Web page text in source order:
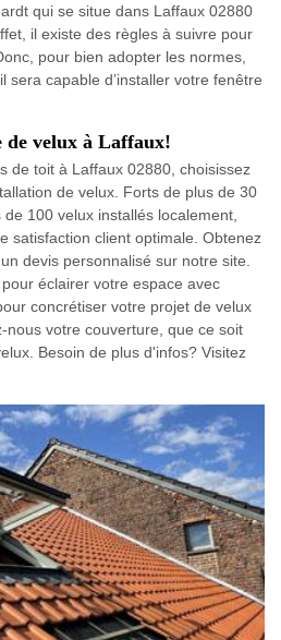
qui se situe dans Laffaux 02880
il existe des règles à suivre pour
pour bien adopter les normes,
sera capable d’installer votre fenêtre
velux à Laffaux!
de toit à Laffaux 02880, choisissez
de velux. Forts de plus de 30
100 velux installés localement,
satisfaction client optimale. Obtenez
devis personnalisé sur notre site.
éclairer votre espace avec
concrétiser votre projet de velux
nous votre couverture, que ce soit
Besoin de plus d'infos? Visitez